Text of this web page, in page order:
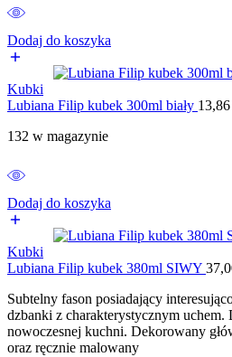
Dodaj do koszyka
Kubki
Lubiana Filip kubek 300ml biały 13,86
132 w magazynie
Dodaj do koszyka
Kubki
Lubiana Filip kubek 380ml SIWY
Subtelny fason posiadający
dzbanki z charakterystycznym uchem.
nowoczesnej kuchni. Dekorowany
oraz ręcznie malowany